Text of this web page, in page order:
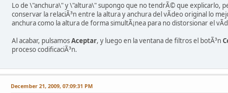
Lo de \"anchura\" y \"altura\" supongo que no tendrÃ© que explicarlo,
conservar la relaciÃ³n entre la altura y anchura del vÃ­deo original lo
anchura como la altura de forma simultÃ¡nea para no distorsionar el
Al acabar, pulsamosAceptar, y luego en la ventana de filtros el botÃ³n
proceso codificaciÃ³n.
December 21, 2009, 07:09:31 PM